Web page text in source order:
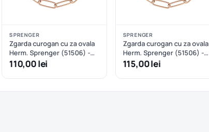
SPRENGER
Zgarda curogan cu za ovala
Herm. Sprenger (51506) -
53 cm
110,00 lei
SPRENGER
Zgarda curogan cu za ovala
Herm. Sprenger (51506) -
57 cm
115,00 lei